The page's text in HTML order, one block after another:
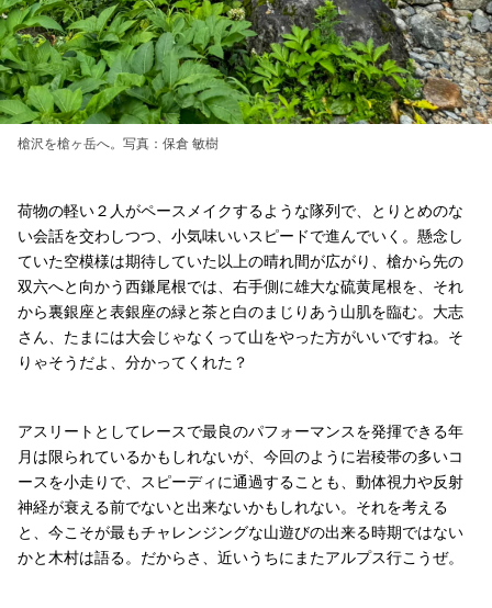
槍沢を槍ヶ岳へ。写真：保倉 敏樹
荷物の軽い２人がペースメイクするような隊列で、とりとめのな
い会話を交わしつつ、小気味いいスピードで進んでいく。懸念し
ていた空模様は期待していた以上の晴れ間が広がり、槍から先の
双六へと向かう西鎌尾根では、右手側に雄大な硫黄尾根を、それ
から裏銀座と表銀座の緑と茶と白のまじりあう山肌を臨む。大志
さん、たまには大会じゃなくって山をやった方がいいですね。そ
りゃそうだよ、分かってくれた？
アスリートとしてレースで最良のパフォーマンスを発揮できる年
月は限られているかもしれないが、今回のように岩稜帯の多いコ
ースを小走りで、スピーディに通過することも、動体視力や反射
神経が衰える前でないと出来ないかもしれない。それを考える
と、今こそが最もチャレンジングな山遊びの出来る時期ではない
かと木村は語る。だからさ、近いうちにまたアルプス行こうぜ。